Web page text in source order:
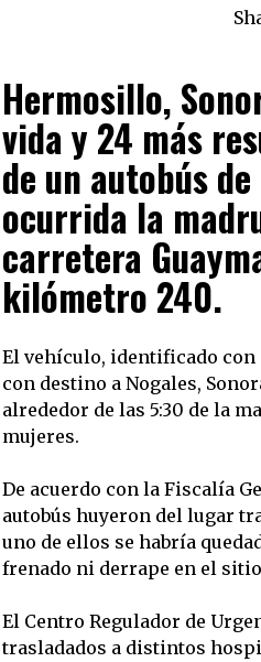
Hermosillo,
vida y 24 más
de un autobús
ocurrida la
carretera
kilómetro 240.
El vehículo, identificado con
con destino a Nogales,
alrededor de las 5:30 de la
mujeres.
De acuerdo con la Fiscalía
autobús huyeron del lugar
uno de ellos se habría
frenado ni derrape en el
El Centro Regulador de
trasladados a distintos